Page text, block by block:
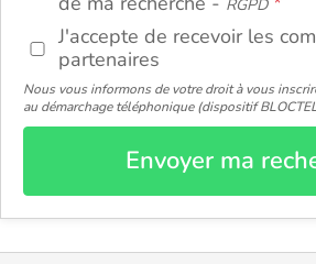
RGPD
J'accepte de recevoir les
partenaires
Nous vous informons de votre droit à vous
au démarchage téléphonique (dispositif
Envoyer ma